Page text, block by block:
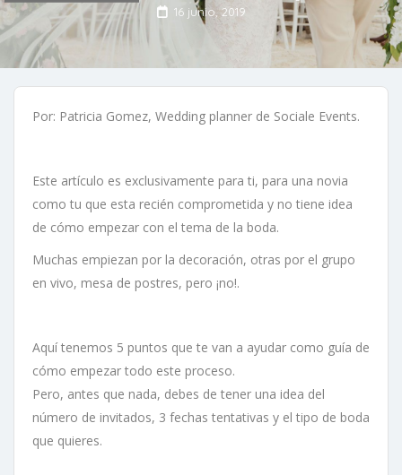
16 junio, 2019
Por: Patricia Gomez, Wedding planner de Sociale Events.
Este artículo es exclusivamente para ti, para una novia
como tu que esta recién comprometida y no tiene idea
de cómo empezar con el tema de la boda.
Muchas empiezan por la decoración, otras por el grupo
en vivo, mesa de postres, pero ¡no!.
Aquí tenemos 5 puntos que te van a ayudar como guía de
cómo empezar todo este proceso.
Pero, antes que nada, debes de tener una idea del
número de invitados, 3 fechas tentativas y el tipo de boda
que quieres.